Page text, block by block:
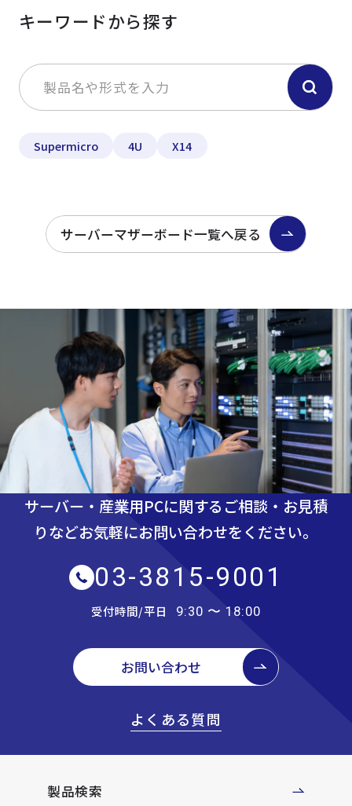
キーワードから探す
Supermicro 4U X14
サーバーマザーボード一覧へ戻る
サーバー・産業用PCに関するご相談・お見積
りなどお気軽にお問い合わせをください。
03-3815-9001
受付時間/平日 9:30 〜 18:00
お問い合わせ
よくある質問
製品検索